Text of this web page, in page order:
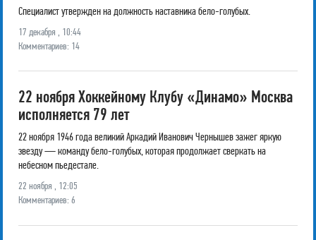
Специалист утвержден на должность наставника бело-голубых.
17 декабря , 10:44
Комментариев: 14
22 ноября Хоккейному Клубу «Динамо» Москва
исполняется 79 лет
22 ноября 1946 года великий Аркадий Иванович Чернышев зажег яркую
звезду — команду бело-голубых, которая продолжает сверкать на
небесном пьедестале.
22 ноября , 12:05
Комментариев: 6